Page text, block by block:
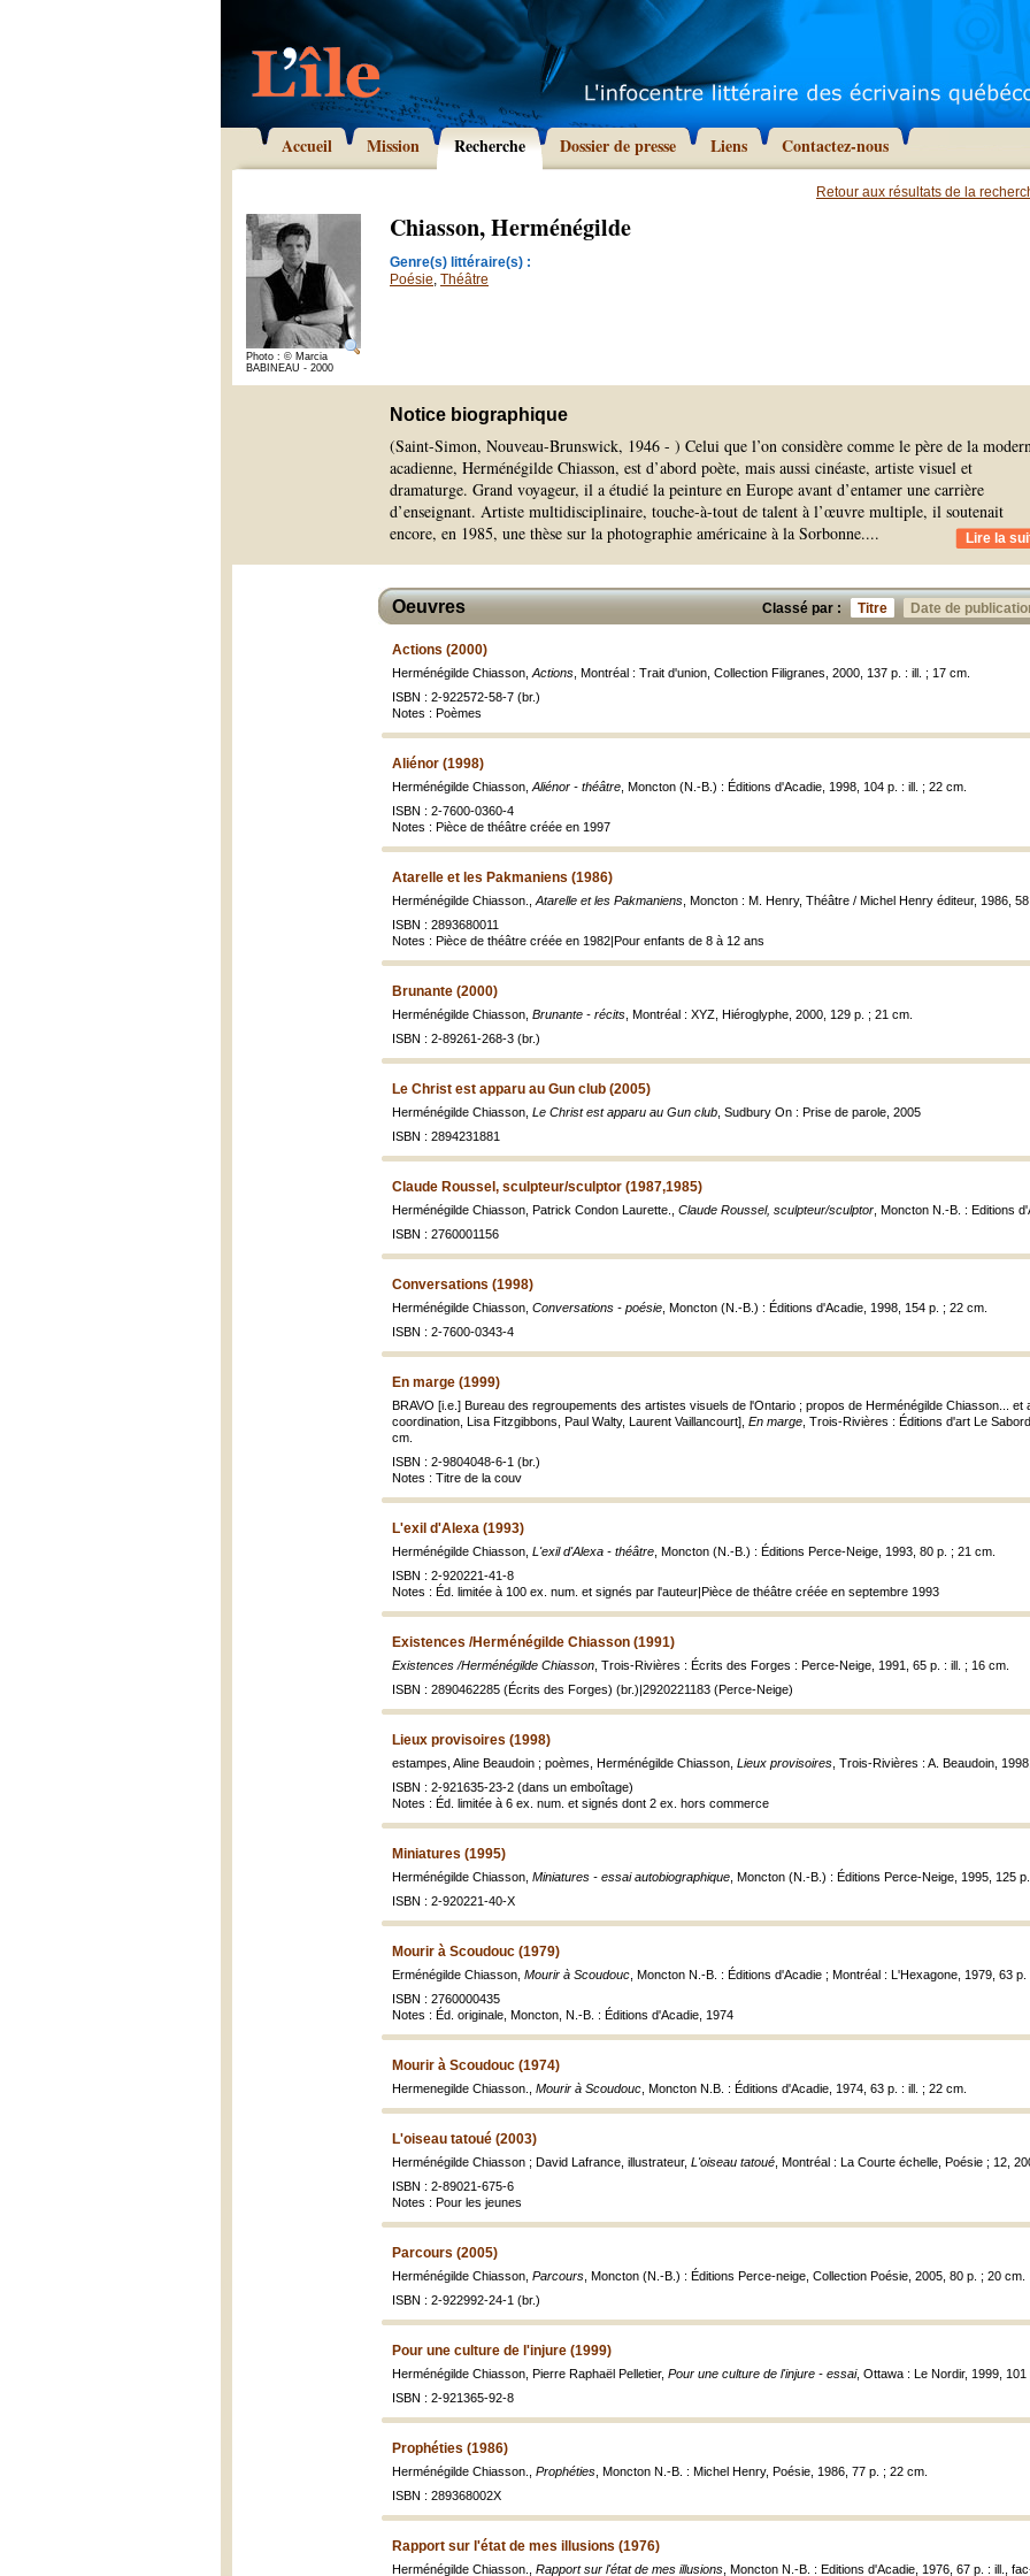
Accueil Mission Recherche Dossier de presse Liens Contactez-nous
Retour aux résultats de la
Photo : © Marcia
BABINEAU - 2000
Chiasson, Herménégilde
Genre(s) littéraire(s) :
Poésie, Théâtre
Notice biographique
(Saint-Simon, Nouveau-Brunswick, 1946 - ) Celui que l’on considère comme le père de la
acadienne, Herménégilde Chiasson, est d’abord poète, mais aussi cinéaste, artiste visuel et
dramaturge. Grand voyageur, il a étudié la peinture en Europe avant d’entamer une carrière
d’enseignant. Artiste multidisciplinaire, touche-à-tout de talent à l’œuvre multiple, il soutenait
encore, en 1985, une thèse sur la photographie américaine à la Sorbonne.... Lire la
Classé par : Titre Date de
Oeuvres
Actions (2000)
Herménégilde Chiasson, Actions , Montréal : Trait d'union, Collection Filigranes, 2000, 137 p. : ill. ; 17 cm.
ISBN : 2-922572-58-7 (br.)
Notes : Poèmes
Aliénor (1998)
Herménégilde Chiasson, Aliénor - théâtre , Moncton (N.-B.) : Éditions d'Acadie, 1998, 104 p. : ill. ; 22 cm.
ISBN : 2-7600-0360-4
Notes : Pièce de théâtre créée en 1997
Atarelle et les Pakmaniens (1986)
Herménégilde Chiasson., Atarelle et les Pakmaniens , Moncton : M. Henry, Théâtre / Michel Henry éditeur, 1986, 58
ISBN : 2893680011
Notes : Pièce de théâtre créée en 1982|Pour enfants de 8 à 12 ans
Brunante (2000)
Herménégilde Chiasson, Brunante - récits , Montréal : XYZ, Hiéroglyphe, 2000, 129 p. ; 21 cm.
ISBN : 2-89261-268-3 (br.)
Le Christ est apparu au Gun club (2005)
Herménégilde Chiasson, Le Christ est apparu au Gun club , Sudbury On : Prise de parole, 2005
ISBN : 2894231881
Claude Roussel, sculpteur/sculptor (1987,1985)
Herménégilde Chiasson, Patrick Condon Laurette., Claude Roussel, sculpteur/sculptor , Moncton N.-B. : Editions
ISBN : 2760001156
Conversations (1998)
Herménégilde Chiasson, Conversations - poésie , Moncton (N.-B.) : Éditions d'Acadie, 1998, 154 p. ; 22 cm.
ISBN : 2-7600-0343-4
En marge (1999)
BRAVO [i.e.] Bureau des regroupements des artistes visuels de l'Ontario ; propos de Herménégilde Chiasson... et
coordination, Lisa Fitzgibbons, Paul Walty, Laurent Vaillancourt], En marge , Trois-Rivières : Éditions d'art Le
cm.
ISBN : 2-9804048-6-1 (br.)
Notes : Titre de la couv
L'exil d'Alexa (1993)
Herménégilde Chiasson, L'exil d'Alexa - théâtre , Moncton (N.-B.) : Éditions Perce-Neige, 1993, 80 p. ; 21 cm.
ISBN : 2-920221-41-8
Notes : Éd. limitée à 100 ex. num. et signés par l'auteur|Pièce de théâtre créée en septembre 1993
Existences /Herménégilde Chiasson (1991)
Existences /Herménégilde Chiasson , Trois-Rivières : Écrits des Forges : Perce-Neige, 1991, 65 p. : ill. ; 16 cm.
ISBN : 2890462285 (Écrits des Forges) (br.)|2920221183 (Perce-Neige)
Lieux provisoires (1998)
estampes, Aline Beaudoin ; poèmes, Herménégilde Chiasson, Lieux provisoires , Trois-Rivières : A. Beaudoin,
ISBN : 2-921635-23-2 (dans un emboîtage)
Notes : Éd. limitée à 6 ex. num. et signés dont 2 ex. hors commerce
Miniatures (1995)
Herménégilde Chiasson, Miniatures - essai autobiographique , Moncton (N.-B.) : Éditions Perce-Neige, 1995, 125
ISBN : 2-920221-40-X
Mourir à Scoudouc (1979)
Erménégilde Chiasson, Mourir à Scoudouc , Moncton N.-B. : Éditions d'Acadie ; Montréal : L'Hexagone, 1979, 63 p.
ISBN : 2760000435
Notes : Éd. originale, Moncton, N.-B. : Éditions d'Acadie, 1974
Mourir à Scoudouc (1974)
Hermenegilde Chiasson., Mourir à Scoudouc , Moncton N.B. : Éditions d'Acadie, 1974, 63 p. : ill. ; 22 cm.
L'oiseau tatoué (2003)
Herménégilde Chiasson ; David Lafrance, illustrateur, L'oiseau tatoué , Montréal : La Courte échelle, Poésie ; 12,
ISBN : 2-89021-675-6
Notes : Pour les jeunes
Parcours (2005)
Herménégilde Chiasson, Parcours , Moncton (N.-B.) : Éditions Perce-neige, Collection Poésie, 2005, 80 p. ; 20 cm.
ISBN : 2-922992-24-1 (br.)
Pour une culture de l'injure (1999)
Herménégilde Chiasson, Pierre Raphaël Pelletier, Pour une culture de l'injure - essai, Ottawa : Le Nordir, 1999, 101
ISBN : 2-921365-92-8
Prophéties (1986)
Herménégilde Chiasson., Prophéties , Moncton N.-B. : Michel Henry, Poésie, 1986, 77 p. ; 22 cm.
ISBN : 289368002X
Rapport sur l'état de mes illusions (1976)
Herménégilde Chiasson., Rapport sur l'état de mes illusions , Moncton N.-B. : Editions d'Acadie, 1976, 67 p. : ill.,